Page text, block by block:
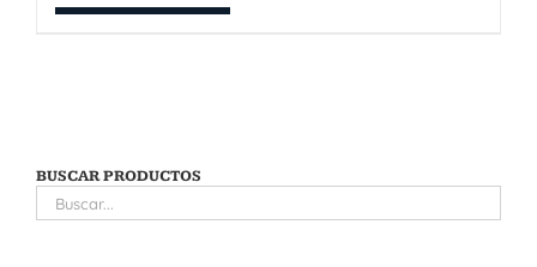
BUSCAR PRODUCTOS